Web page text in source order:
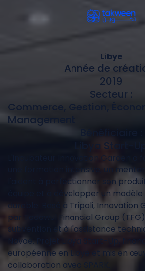
Libye
Année de
2019
Secteur :
Commerce, Gestion,
Management
Libya Start-Up
L'incubateur Innovation Garden a
une formation intensive, un
l'aidant à perfectionner son
équipe et à développer un
durable. Basé à Tripoli, Innovation
par Tadawul Financial Group
subvention et à l'assistance
Novae. Projet Libya Start-Up,
européenne en Libye et mis en
collaboration avec SPARK.